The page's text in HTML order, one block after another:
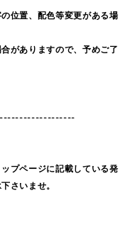
位置、配色等変更がある場
がありますので、予めご了
プページに記載している発
さいませ。